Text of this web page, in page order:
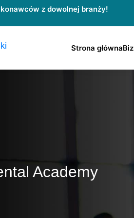
z dowolnej branży!
Strona główna
Academy